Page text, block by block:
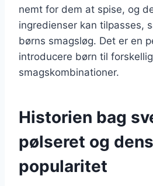
nemt for dem at spise, og
ingredienser kan tilpasses,
børns smagsløg. Det er en
introducere børn til
smagskombinationer.
Historien bag
pølseret og dens
popularitet